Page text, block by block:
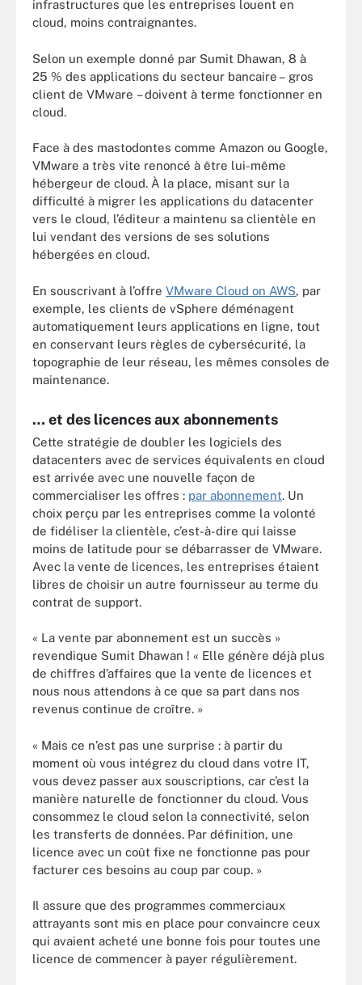
infrastructures que les entreprises louent en
cloud, moins contraignantes.
Selon un exemple donné par Sumit Dhawan, 8 à
25 % des applications du secteur bancaire – gros
client de VMware – doivent à terme fonctionner en
cloud.
Face à des mastodontes comme Amazon ou Google,
VMware a très vite renoncé à être lui-même
hébergeur de cloud. À la place, misant sur la
difficulté à migrer les applications du datacenter
vers le cloud, l’éditeur a maintenu sa clientèle en
lui vendant des versions de ses solutions
hébergées en cloud.
En souscrivant à l’offre VMware Cloud on AWS, par
exemple, les clients de vSphere déménagent
automatiquement leurs applications en ligne, tout
en conservant leurs règles de cybersécurité, la
topographie de leur réseau, les mêmes consoles de
maintenance.
… et des licences aux abonnements
Cette stratégie de doubler les logiciels des
datacenters avec de services équivalents en cloud
est arrivée avec une nouvelle façon de
commercialiser les offres : par abonnement. Un
choix perçu par les entreprises comme la volonté
de fidéliser la clientèle, c’est-à-dire qui laisse
moins de latitude pour se débarrasser de VMware.
Avec la vente de licences, les entreprises étaient
libres de choisir un autre fournisseur au terme du
contrat de support.
« La vente par abonnement est un succès »
revendique Sumit Dhawan ! « Elle génère déjà plus
de chiffres d’affaires que la vente de licences et
nous nous attendons à ce que sa part dans nos
revenus continue de croître. »
« Mais ce n’est pas une surprise : à partir du
moment où vous intégrez du cloud dans votre IT,
vous devez passer aux souscriptions, car c’est la
manière naturelle de fonctionner du cloud. Vous
consommez le cloud selon la connectivité, selon
les transferts de données. Par définition, une
licence avec un coût fixe ne fonctionne pas pour
facturer ces besoins au coup par coup. »
Il assure que des programmes commerciaux
attrayants sont mis en place pour convaincre ceux
qui avaient acheté une bonne fois pour toutes une
licence de commencer à payer régulièrement.